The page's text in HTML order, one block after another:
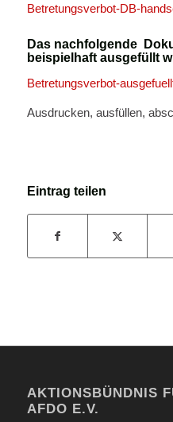
Betretungsverbot-DB-
Das nachfolgende
beispielhaft ausgefüllt
Betretungsverbot-
Ausdrucken, ausfüllen,
Eintrag teilen
AKTIONSBÜNDNIS
AFDO E.V.